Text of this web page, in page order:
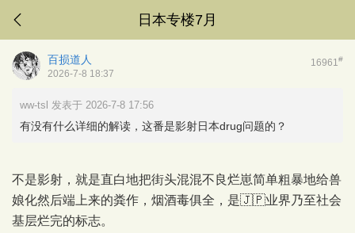
日本专楼7月
16961#
百损道人
2026-7-8 18:37
ww-tsl 发表于 2026-7-8 17:56
有没有什么详细的解读，这番是影射日本drug问题的？
不是影射，就是直白地把街头混混不良烂崽简单粗暴地给兽
娘化然后端上来的粪作，烟酒毒俱全，是🇯🇵业界乃至社会
基层烂完的标志。